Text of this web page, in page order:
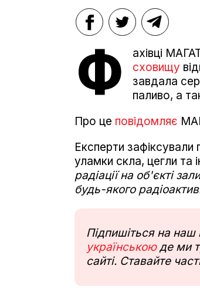
Ф ахівці
сховищу
завдала
паливо, а
Про це повідомляє
Експерти
уламки скла, цегли та
радіації на об'єкті
будь-якого
Підпишіться на
українськоюде ми
сайті. Ставайте